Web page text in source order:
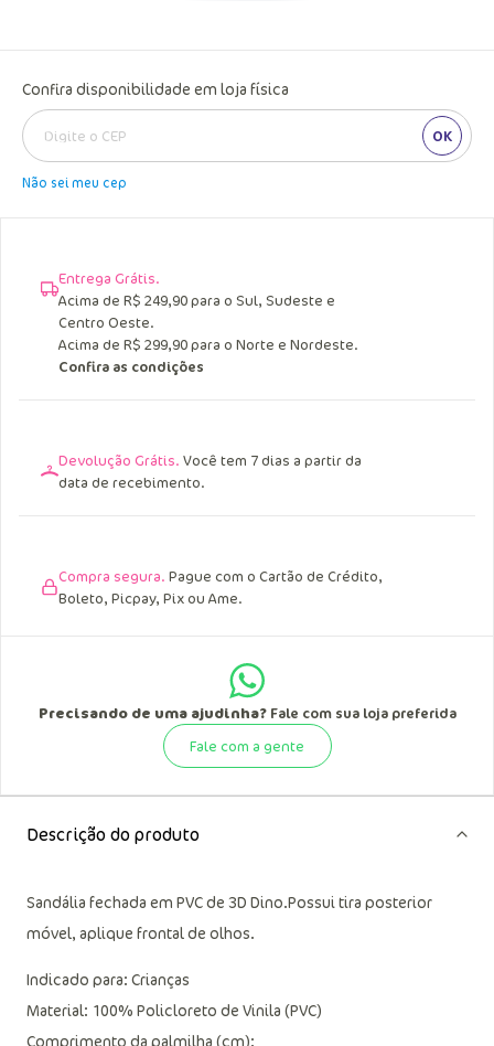
Confira disponibilidade em loja física
OK
Não sei meu cep
Entrega Grátis.
Acima de R$ 249,90 para o Sul, Sudeste e
Centro Oeste.
Acima de R$ 299,90 para o Norte e Nordeste.
Confira as condições
Devolução Grátis. Você tem 7 dias a partir da
data de recebimento.
Compra segura. Pague com o Cartão de Crédito,
Boleto, Picpay, Pix ou Ame.
Precisando de uma ajudinha?Fale com sua loja preferida
Fale com a gente
Descrição do produto
Sandália fechada em PVC de 3D Dino.Possui tira posterior
móvel, aplique frontal de olhos.
Indicado para: Crianças
Material: 100% Policloreto de Vinila (PVC)
Comprimento da palmilha (cm):